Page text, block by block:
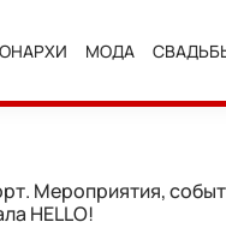
МОДА
Мероприятия,
HELLO!